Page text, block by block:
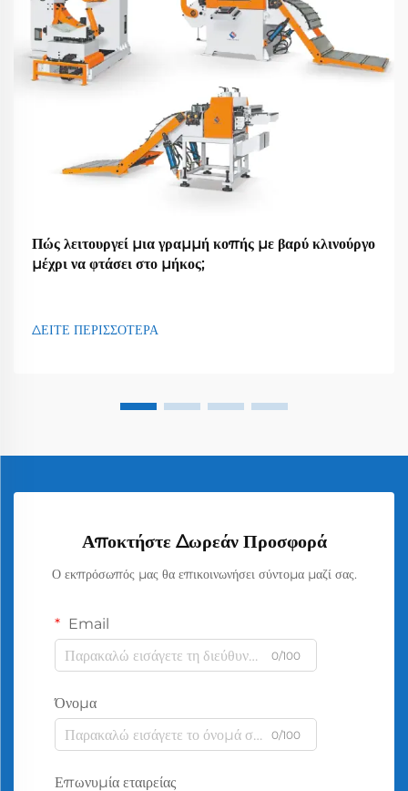
Πώς λειτουργεί μια γραμμή κοπής με βαρύ κλινούργο
μέχρι να φτάσει στο μήκος;
ΔΕΙΤΕ ΠΕΡΙΣΣΟΤΕΡΑ
Αποκτήστε Δωρεάν Προσφορά
Ο εκπρόσωπός μας θα επικοινωνήσει σύντομα μαζί σας.
Email
0/100
Όνομα
0/100
Επωνυμία εταιρείας